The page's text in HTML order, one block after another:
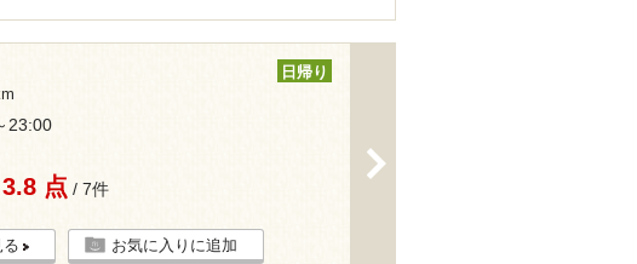
日帰り
23:00
3.8 点 / 7件
お気に入りに追加